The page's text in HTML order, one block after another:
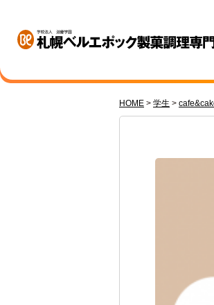
学校紹介
学科・専攻紹介
入試情報
学費・奨学金
資格・就職
キャンパスライフ
訪問者別
オープンキャンパ
HOME > 学生 >